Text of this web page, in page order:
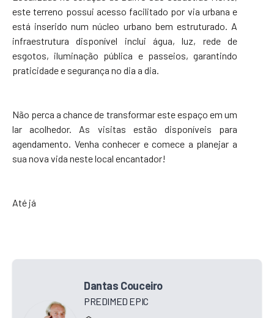
este terreno possui acesso facilitado por via urbana e
está inserido num núcleo urbano bem estruturado. A
infraestrutura disponível inclui água, luz, rede de
esgotos, iluminação pública e passeios, garantindo
praticidade e segurança no dia a dia.
Não perca a chance de transformar este espaço em um
lar acolhedor. As visitas estão disponíveis para
agendamento. Venha conhecer e comece a planejar a
sua nova vida neste local encantador!
Até já
Dantas Couceiro
PREDIMED EPIC